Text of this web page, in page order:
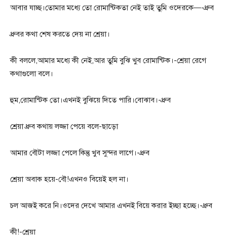
আবার যাচ্ছ।তোমার মধ্যে তো রোমান্টিকতা নেই তাই তুমি ওদেরকে—-ধ্রুব
ধ্রুবর কথা শেষ করতে দেয় না শ্রেয়া।
কী বললে,আমার মধ্যে কী নেই,আর তুমি বুঝি খুব রোমান্টিক।-শ্রেয়া রেগে
কথাগুলো বলে।
হুম,রোমান্টিক তো।এখনই বুঝিয়ে দিতে পারি।বোঝাব।-ধ্রুব
শ্রেয়া ধ্রুব কথায় লজ্জা পেয়ে বলে-ছাড়ো
আমার বৌটা লজ্জা পেলে কিন্তু খুব সুন্দর লাগে।-ধ্রুব
শ্রেয়া অবাক হয়ে-বৌ!এখনও বিয়েই হল না।
চল আজই করে নি।ওদের দেখে আমার এখনই বিয়ে করার ইচ্ছা হচ্ছে।-ধ্রুব
কী!-শ্রেয়া